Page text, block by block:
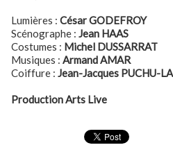
Lumières : César GODEFROY
Scénographe : Jean HAAS
Costumes : Michel DUSSARRAT
Musiques : Armand AMAR
Coiffure : Jean-Jacques PUCHU-
Production Arts Live